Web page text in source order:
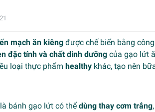
mạch ăn kiêng được chế biến bằng
đặc tính và chất dinh dưỡng của gạo lứt
loại thực phẩm healthy khác, tạo nên
bánh gạo lứt có thểdùng thay cơm trắng